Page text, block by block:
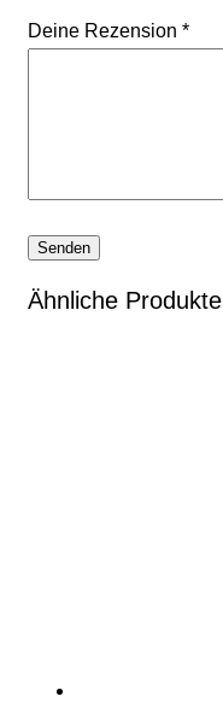
Deine Rezension *
Ähnliche Produkte